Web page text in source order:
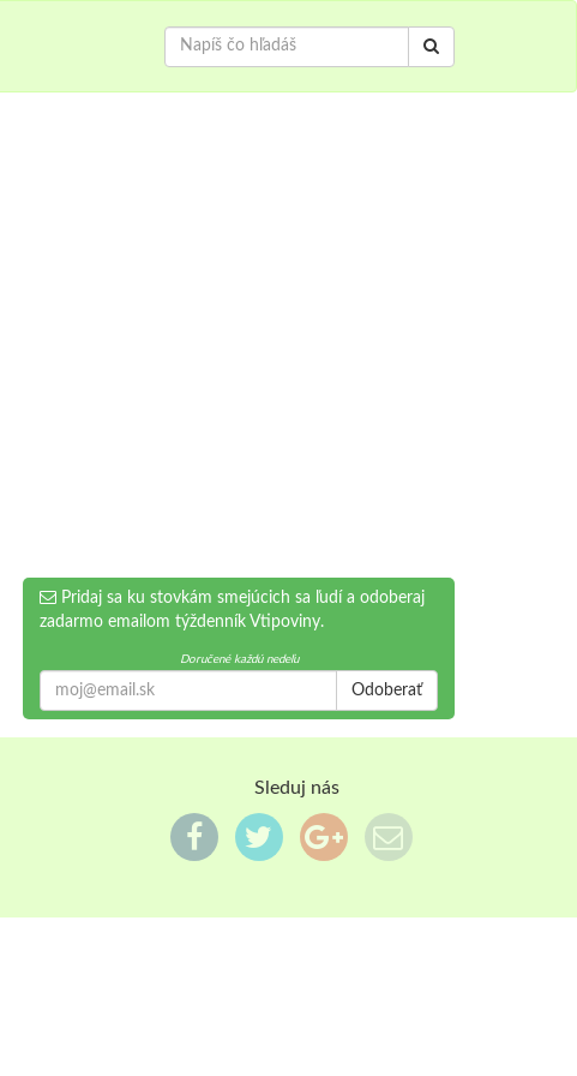
Pridaj sa ku stovkám smejúcich sa ľudí a odoberaj
zadarmo emailom týždenník Vtipoviny.
Doručené každú nedeľu
Odoberať
Sleduj nás